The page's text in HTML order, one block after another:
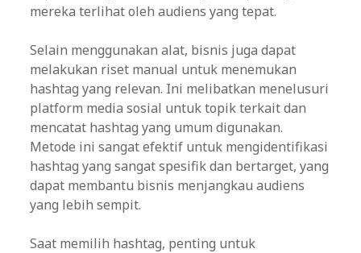
mereka terlihat oleh audiens yang tepat.
Selain menggunakan alat, bisnis juga dapat
melakukan riset manual untuk menemukan
hashtag yang relevan. Ini melibatkan menelusuri
platform media sosial untuk topik terkait dan
mencatat hashtag yang umum digunakan.
Metode ini sangat efektif untuk mengidentifikasi
hashtag yang sangat spesifik dan bertarget, yang
dapat membantu bisnis menjangkau audiens
yang lebih sempit.
Saat memilih hashtag, penting untuk